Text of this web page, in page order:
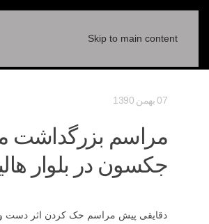
Skip to main content
07 بهمن 1390
مراسم بزرگداشت
جکسون در بلوار
دقایقی پیش مراسم حک کردن اثر دست